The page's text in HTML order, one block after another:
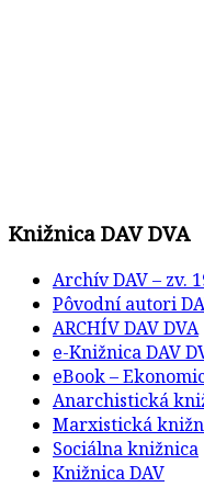
Knižnica DAV DVA
Archív DAV – zv.
Pôvodní autori
ARCHÍV DAV DVA
e-Knižnica DAV
eBook –
Anarchistická
Marxistická
Sociálna knižnica
Knižnica DAV